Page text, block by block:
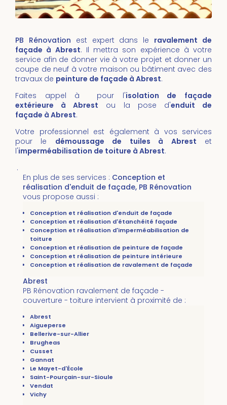
PB Rénovation est expert dans le ravalement de
façade à Abrest. Il mettra son expérience à votre
service afin de donner vie à votre projet et donner un
coupe de neuf à votre maison ou bâtiment avec des
travaux de peinture de façade à Abrest.
Faites appel à pour l'isolation de façade
extérieure à Abrest ou la pose d'enduit de
façade à Abrest.
Votre professionnel est également à vos services
pour le démoussage de tuiles à Abrest et
l'imperméabilisation de toiture à Abrest.
.
En plus de ses services : Conception et
réalisation d'enduit de façade, PB Rénovation
vous propose aussi :
Conception et réalisation d'enduit de façade
Conception et réalisation d'étanchéité façade
Conception et réalisation d'imperméabilisation de
toiture
Conception et réalisation de peinture de façade
Conception et réalisation de peinture intérieure
Conception et réalisation de ravalement de façade
Abrest
PB Rénovation ravalement de façade -
couverture - toiture intervient à proximité de :
Abrest
Aigueperse
Bellerive-sur-Allier
Brugheas
Cusset
Gannat
Le Mayet-d'École
Saint-Pourçain-sur-Sioule
Vendat
Vichy